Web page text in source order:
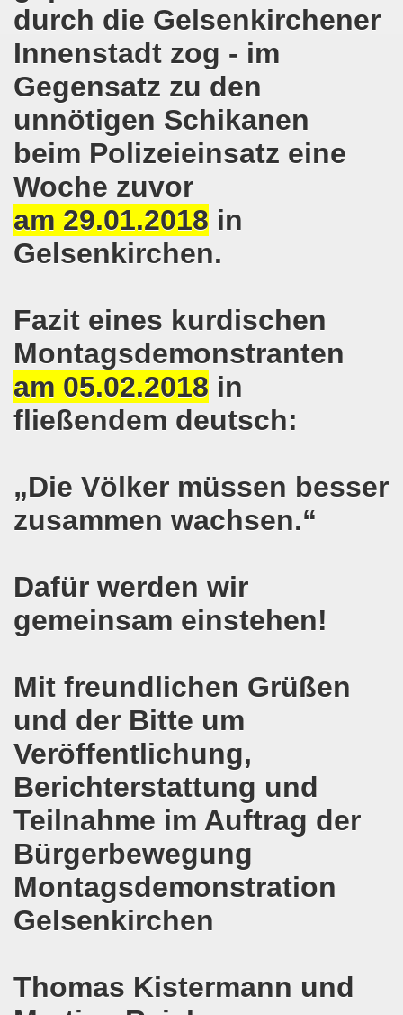
durch die Gelsenkirchener
Innenstadt zog - im
Gegensatz zu den
unnötigen Schikanen
beim Polizeieinsatz eine
Woche zuvor
am 29.01.2018 in
Gelsenkirchen.
Fazit eines kurdischen
Montagsdemonstranten
am 05.02.2018 in
fließendem deutsch:
„Die Völker müssen besser
zusammen wachsen.“
Dafür werden wir
gemeinsam einstehen!
Mit freundlichen Grüßen
und der Bitte um
Veröffentlichung,
Berichterstattung und
Teilnahme im Auftrag der
Bürgerbewegung
Montagsdemonstration
Gelsenkirchen
Thomas Kistermann und
Teilnehmer, 15 Städte, Menschen aus mindestens 9
Bewegung am 19.09.2016 in Gelsenkirchen aktiv gegen
Bewegung im Zeichen "Aktiv gegen Kinderarmut!"
und Flüchtlinge rufen auf zur großen
Montagsdemo-Bewegung
Bewegung gedenkt Friedel Metzlaff
594. Gelsenkirchener Montagsdemo-Bewegung
zur 13. Herbstdemonstration! Werdet selbst
Bewegung steht im Zeichen der Vorbereitung des
Zukunftsprojekt Gelsenkirchener Montagsdemo-
erneut im Zeichen von
Bewegung mit breitem Spektrum der Themen
Bewegung mit Flüchtlingen und Migranten!
Montagsdemo-Bewegung
des Sommercamps der Stadt Gelsenkirchen ist
Bewegung diskutiert über Brexit und Zuschüsse für die
Bewegung feiert erfolgreiches Grup Yorum-Konzert
Bewegung fand genau zur richtigen Zeit statt - in
sollen selbst entscheiden können - Zuschüsse für
Bewegung: Protest gegen geplante Verschärfungen
- Gelsenkirchener Montagsdemo-Bewegung
Frankreich und herzliche Einladung zu unserer